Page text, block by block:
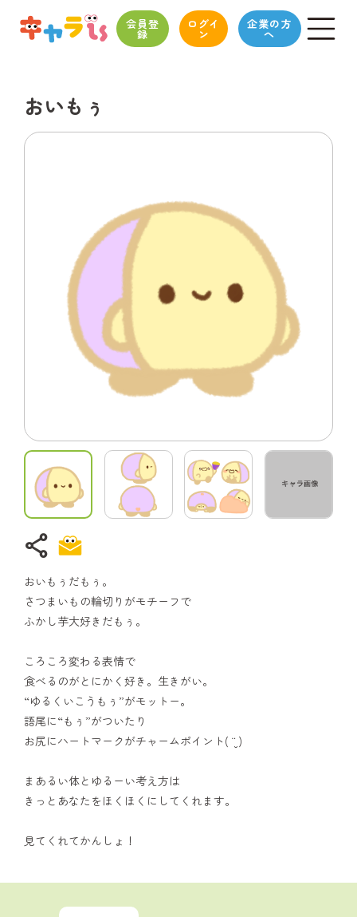
会員登
録
ログイ
ン
企業の方
へ
おいもぅ
share
おいもぅだもぅ。
さつまいもの輪切りがモチーフで
ふかし芋大好きだもぅ。
ころころ変わる表情で
食べるのがとにかく好き。生きがい。
“ゆるくいこうもぅ”がモットー。
語尾に“もぅ”がついたり
お尻にハートマークがチャームポイント( ¨̮ )
まあるい体とゆるーい考え方は
きっとあなたをほくほくにしてくれます。
見てくれてかんしょ！